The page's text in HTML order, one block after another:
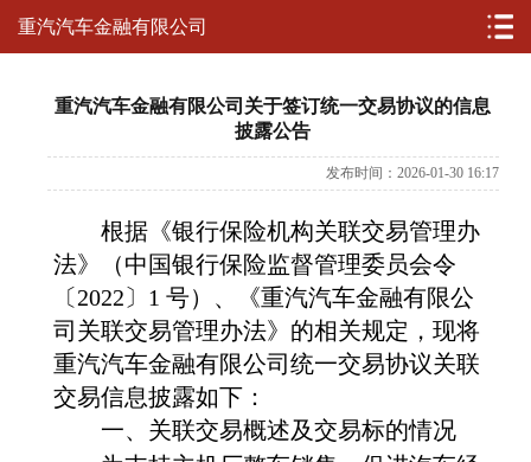
重汽汽车金融有限公司
重汽汽车金融有限公司关于签订统一交易协议的信息
披露公告
发布时间：2026-01-30 16:17
根据《银行保险机构关联交易管理办
法》（中国银行保险监督管理委员会令
〔2022〕1 号）、《重汽汽车金融有限公
司关联交易管理办法》的相关规定，现将
重汽汽车金融有限公司统一交易协议关联
交易信息披露如下：
一、关联交易概述及交易标的情况